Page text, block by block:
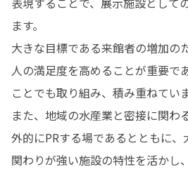
ます。
大きな目標である来館者の増加の
人の満足度を高めることが重要で
ことでも取り組み、積み重ねていま
また、地域の水産業と密接に関わ
外的にPRする場であるとともに、
関わりが強い施設の特性を活かし